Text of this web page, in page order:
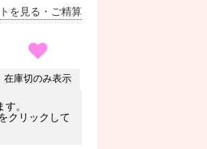
を見る ・ご精算
在庫切のみ表示
。
クリックして